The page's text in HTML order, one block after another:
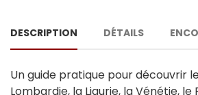
DESCRIPTION DÉTAILS
Un guide pratique pour découvrir
Lombardie, la Ligurie, la Vénétie, le